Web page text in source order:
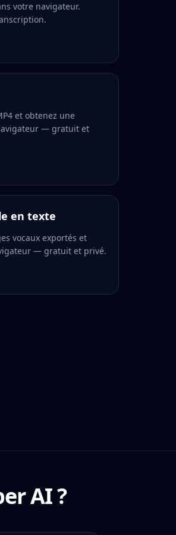
votre navigateur.
et obtenez une
— gratuit et
en texte
vocaux exportés et
— gratuit et privé.
AI ?